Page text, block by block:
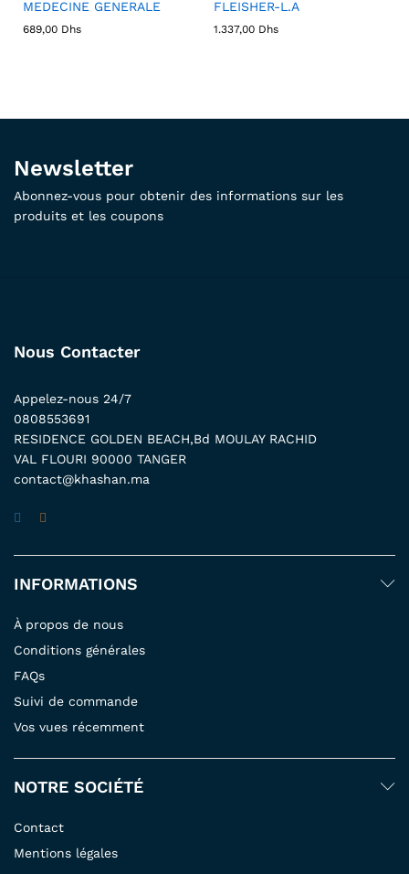
MEDECINE GENERALE
689,00 Dhs
FLEISHER-L.A
1.337,00 Dhs
Newsletter
Abonnez-vous pour obtenir des informations sur les
produits et les coupons
Nous Contacter
Appelez-nous 24/7
0808553691
RESIDENCE GOLDEN BEACH,Bd MOULAY RACHID
VAL FLOURI 90000 TANGER
contact@khashan.ma
INFORMATIONS
À propos de nous
Conditions générales
FAQs
Suivi de commande
Vos vues récemment
NOTRE SOCIÉTÉ
Contact
Mentions légales